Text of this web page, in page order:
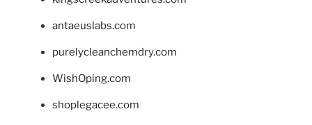
antaeuslabs.com
purelycleanchemdry.com
WishOping.com
shoplegacee.com